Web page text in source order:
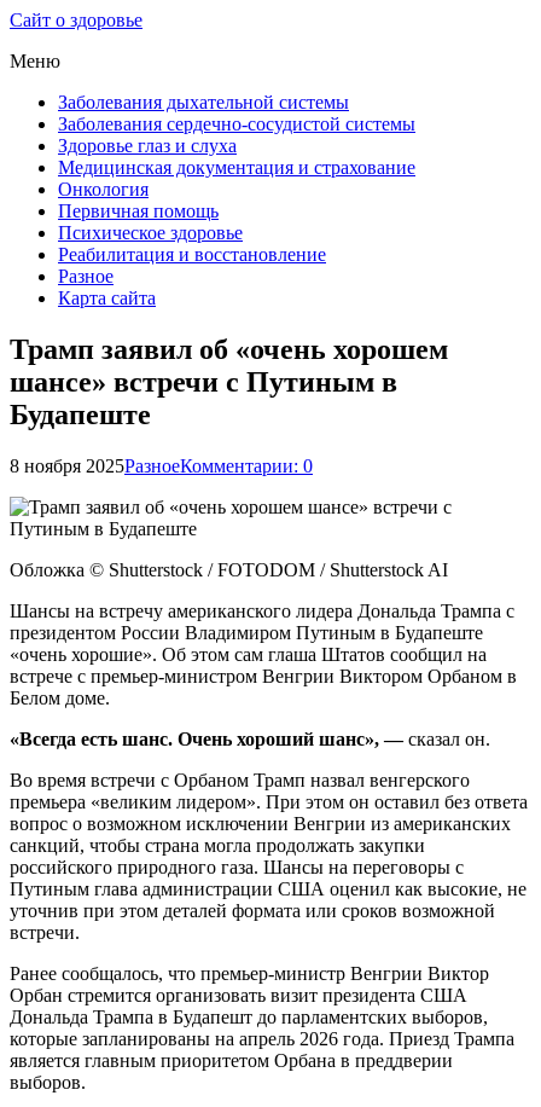
Сайт о здоровье
Меню
Заболевания дыхательной системы
Заболевания сердечно-сосудистой системы
Здоровье глаз и слуха
Медицинская документация и страхование
Онкология
Первичная помощь
Психическое здоровье
Реабилитация и восстановление
Разное
Карта сайта
Трамп заявил об «очень хорошем
шансе» встречи с Путиным в
Будапеште
8 ноября 2025РазноеКомментарии: 0
Обложка © Shutterstock / FOTODOM / Shutterstock AI
Шансы на встречу американского лидера Дональда Трампа с
президентом России Владимиром Путиным в Будапеште
«очень хорошие». Об этом сам глаша Штатов сообщил на
встрече с премьер-министром Венгрии Виктором Орбаном в
Белом доме.
«Всегда есть шанс. Очень хороший шанс», —сказал он.
Во время встречи с Орбаном Трамп назвал венгерского
премьера «великим лидером». При этом он оставил без ответа
вопрос о возможном исключении Венгрии из американских
санкций, чтобы страна могла продолжать закупки
российского природного газа. Шансы на переговоры с
Путиным глава администрации США оценил как высокие, не
уточнив при этом деталей формата или сроков возможной
встречи.
Ранее сообщалось, что премьер-министр Венгрии Виктор
Орбан стремится организовать визит президента США
Дональда Трампа в Будапешт до парламентских выборов,
которые запланированы на апрель 2026 года. Приезд Трампа
является главным приоритетом Орбана в преддверии
выборов.